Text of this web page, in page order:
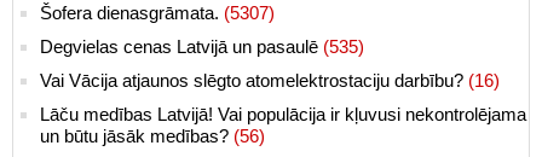
Šofera dienasgrāmata. (5307)
Degvielas cenas Latvijā un pasaulē (535)
Vai Vācija atjaunos slēgto atomelektrostaciju darbību? (16)
Lāču medības Latvijā! Vai populācija ir kļuvusi nekontrolējama
un būtu jāsāk medības? (56)